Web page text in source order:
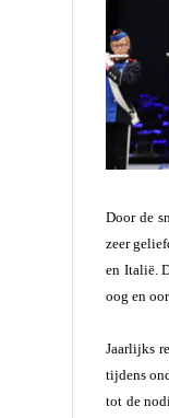
Door de
zeer
en Italië.
oog en
Jaarlijks
tijdens
tot de